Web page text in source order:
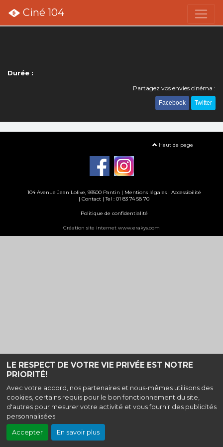
LE RESPECT DE VOTRE VIE PRIVÉE EST NOTRE
PRIORITÉ!
Avec votre accord, nos partenaires et nous-mêmes utilisons des
cookies, certains requis pour le bon fonctionnement du site,
d'autres pour mesurer votre activité et vous fournir des publicités
personnalisées.
Accepter En savoir plus
Ciné 104
Durée :
Partagez vos envies cinéma :
Facebook Twitter
Haut de page
104 Avenue Jean Lolive, 93500 Pantin | Mentions légales| Accessibilité
| Contact | Tel : 01 83 74 58 70
Politique de confidentialité
Création site internet www.erakys.com